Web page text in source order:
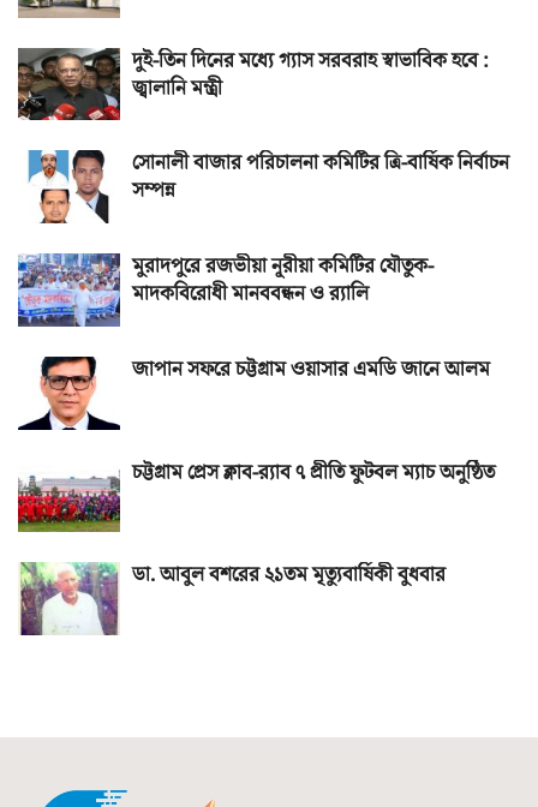
দুই-তিন দিনের মধ্যে গ্যাস সরবরাহ স্বাভাবিক হবে :
জ্বালানি মন্ত্রী
সোনালী বাজার পরিচালনা কমিটির ত্রি-বার্ষিক নির্বাচন
সম্পন্ন
মুরাদপুরে রজভীয়া নূরীয়া কমিটির যৌতুক-
মাদকবিরোধী মানববন্ধন ও র‌্যালি
জাপান সফরে চট্টগ্রাম ওয়াসার এমডি জানে আলম
চট্টগ্রাম প্রেস ক্লাব-র‌্যাব ৭ প্রীতি ফুটবল ম্যাচ অনুষ্ঠিত
ডা. আবুল বশরের ২১তম মৃত্যুবার্ষিকী বুধবার